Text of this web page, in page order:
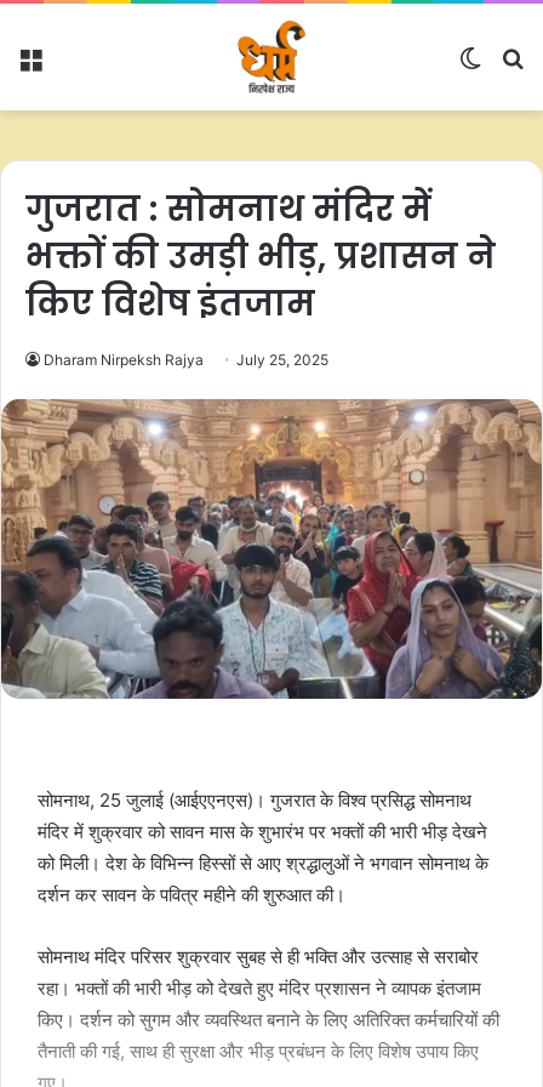
Menu
Switch
गुजरात : सोमनाथ मंदिर में
भक्तों की उमड़ी भीड़, प्रशासन ने
किए विशेष इंतजाम
Dharam Nirpeksh Rajya July 25, 2025
सोमनाथ, 25 जुलाई (आईएएनएस)। गुजरात के विश्व प्रसिद्ध सोमनाथ
मंदिर में शुक्रवार को सावन मास के शुभारंभ पर भक्तों की भारी भीड़ देखने
को मिली। देश के विभिन्न हिस्सों से आए श्रद्धालुओं ने भगवान सोमनाथ के
दर्शन कर सावन के पवित्र महीने की शुरुआत की।
सोमनाथ मंदिर परिसर शुक्रवार सुबह से ही भक्ति और उत्साह से सराबोर
रहा। भक्तों की भारी भीड़ को देखते हुए मंदिर प्रशासन ने व्यापक इंतजाम
किए। दर्शन को सुगम और व्यवस्थित बनाने के लिए अतिरिक्त कर्मचारियों की
तैनाती की गई, साथ ही सुरक्षा और भीड़ प्रबंधन के लिए विशेष उपाय किए